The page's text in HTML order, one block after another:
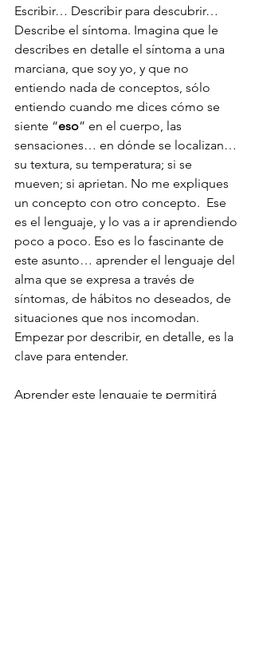
Escribir… Describir para descubrir…
Describe el síntoma. Imagina que le
describes en detalle el síntoma a una
marciana, que soy yo, y que no
entiendo nada de conceptos, sólo
entiendo cuando me dices cómo se
siente “eso” en el cuerpo, las
sensaciones… en dónde se localizan…
su textura, su temperatura; si se
mueven; si aprietan. No me expliques
un concepto con otro concepto.  Ese
es el lenguaje, y lo vas a ir aprendiendo
poco a poco. Eso es lo fascinante de
este asunto… aprender el lenguaje del
alma que se expresa a través de
síntomas, de hábitos no deseados, de
situaciones que nos incomodan.
Empezar por describir, en detalle, es la
clave para entender.
Aprender este lenguaje te permitirá